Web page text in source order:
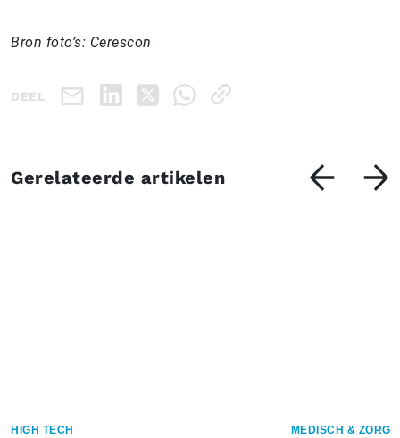
Bron foto’s: Cerescon
DEEL
Gerelateerde artikelen
HIGH TECH MEDISCH & ZORG